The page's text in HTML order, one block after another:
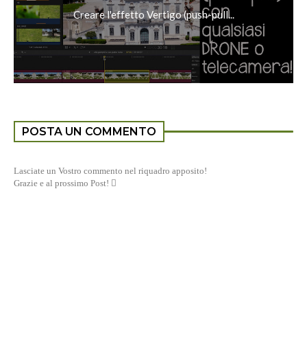
Creare l'effetto Vertigo (push-pull...
POSTA UN COMMENTO
Lasciate un Vostro commento nel riquadro apposito!
Grazie e al prossimo Post! 